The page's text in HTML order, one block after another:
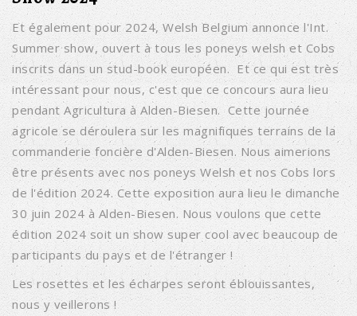
Et également pour 2024, Welsh Belgium annonce l'Int.
Summer show, ouvert à tous les poneys welsh et Cobs
inscrits dans un stud-book européen. Et ce qui est très
intéressant pour nous, c'est que ce concours aura lieu
pendant Agricultura à Alden-Biesen. Cette journée
agricole se déroulera sur les magnifiques terrains de la
commanderie foncière d'Alden-Biesen. Nous aimerions
être présents avec nos poneys Welsh et nos Cobs lors
de l'édition 2024. Cette exposition aura lieu le dimanche
30 juin 2024 à Alden-Biesen. Nous voulons que cette
édition 2024 soit un show super cool avec beaucoup de
participants du pays et de l'étranger !
Les rosettes et les écharpes seront éblouissantes,
nous y veillerons !